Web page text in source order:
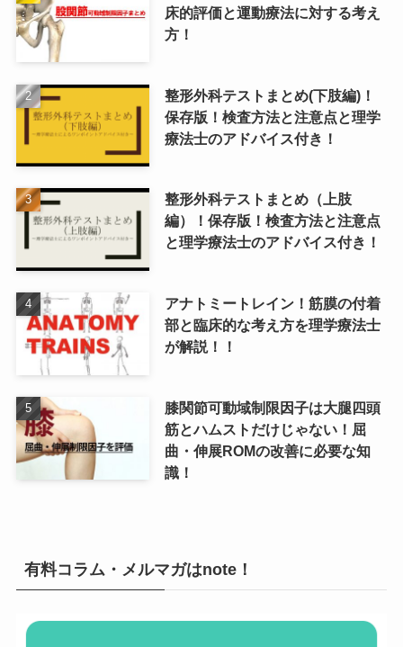
床的評価と運動療法に対する考え
方！
整形外科テストまとめ(下肢編)！
保存版！検査方法と注意点と理学
療法士のアドバイス付き！
整形外科テストまとめ（上肢
編）！保存版！検査方法と注意点
と理学療法士のアドバイス付き！
アナトミートレイン！筋膜の付着
部と臨床的な考え方を理学療法士
が解説！！
膝関節可動域制限因子は大腿四頭
筋とハムストだけじゃない！屈
曲・伸展ROMの改善に必要な知
識！
有料コラム・メルマガはnote！